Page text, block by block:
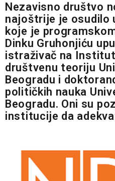
Nezavisno društvo
najoštrije je osudilo
koje je
Dinku Gruhonjiću
istraživač na
društvenu teoriju
Beogradu i
političkih nauka
Beogradu. Oni su
institucije da